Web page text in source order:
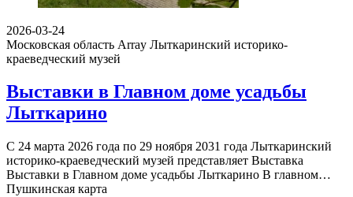
2026-03-24
Московская область Array Лыткаринский историко-
краеведческий музей
Выставки в Главном доме усадьбы
Лыткарино
С 24 марта 2026 года по 29 ноября 2031 года Лыткаринский
историко-краеведческий музей представляет Выставка
Выставки в Главном доме усадьбы Лыткарино В главном…
Пушкинская карта